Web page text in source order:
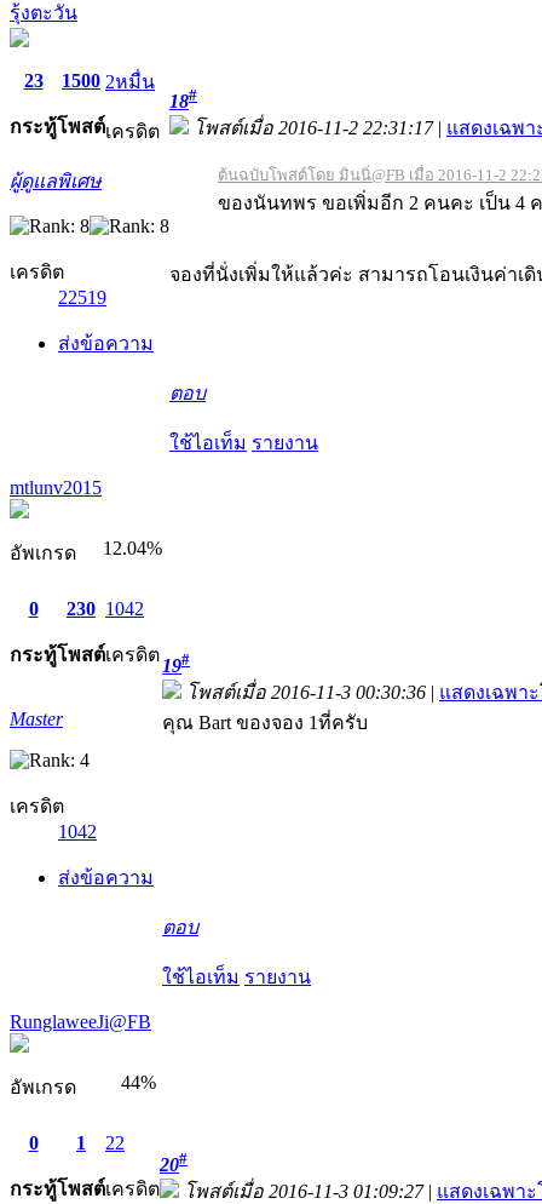
รุ้งตะวัน
23
กระทู้
1500
โพสต์
2หมื่น
เครดิต
ผู้ดูแลพิเศษ
เครดิต
22519
ส่งข้อความ
18#
โพสต์เมื่อ 2016-11-2 22:31:17 | แสดงเฉพ
ต้นฉบับโพสต์โดย มินนิ่@FB เมื่อ 2016-11-2
ของนันทพร ขอเพิ่มอีก 2 คนคะ เป็น 4
จองที่นั่งเพิ่มให้แล้วค่ะ สามารถโอนเงินค่าเ
ตอบ
ใช้ไอเท็ม รายงาน
mtlunv2015
อัพเกรด 12.04%
0
กระทู้
230
โพสต์
1042
เครดิต
Master
เครดิต
1042
ส่งข้อความ
19#
โพสต์เมื่อ 2016-11-3 00:30:36 | แสดงเฉพา
คุณ Bart ของจอง 1ที่ครับ
ตอบ
ใช้ไอเท็ม รายงาน
RunglaweeJi@FB
อัพเกรด 44%
0
กระทู้
1
โพสต์
22
เครดิต
20#
โพสต์เมื่อ 2016-11-3 01:09:27 | แสดงเฉพา